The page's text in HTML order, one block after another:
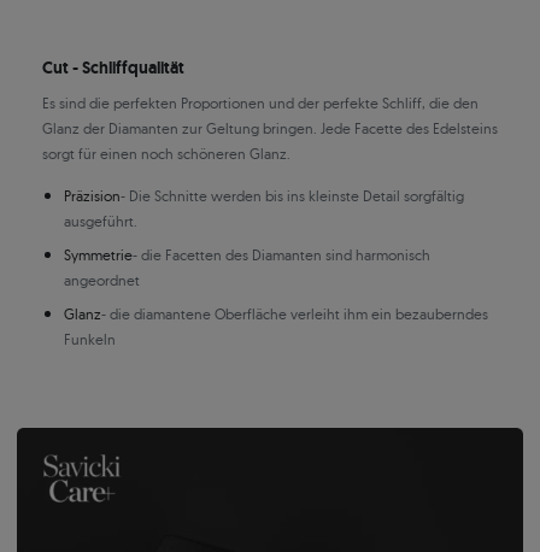
Cut - Schliffqualität
Es sind die perfekten Proportionen und der perfekte Schliff, die den
Glanz der Diamanten zur Geltung bringen. Jede Facette des Edelsteins
sorgt für einen noch schöneren Glanz.
Präzision- Die Schnitte werden bis ins kleinste Detail sorgfältig
ausgeführt.
Symmetrie- die Facetten des Diamanten sind harmonisch
angeordnet
Glanz- die diamantene Oberfläche verleiht ihm ein bezauberndes
Funkeln